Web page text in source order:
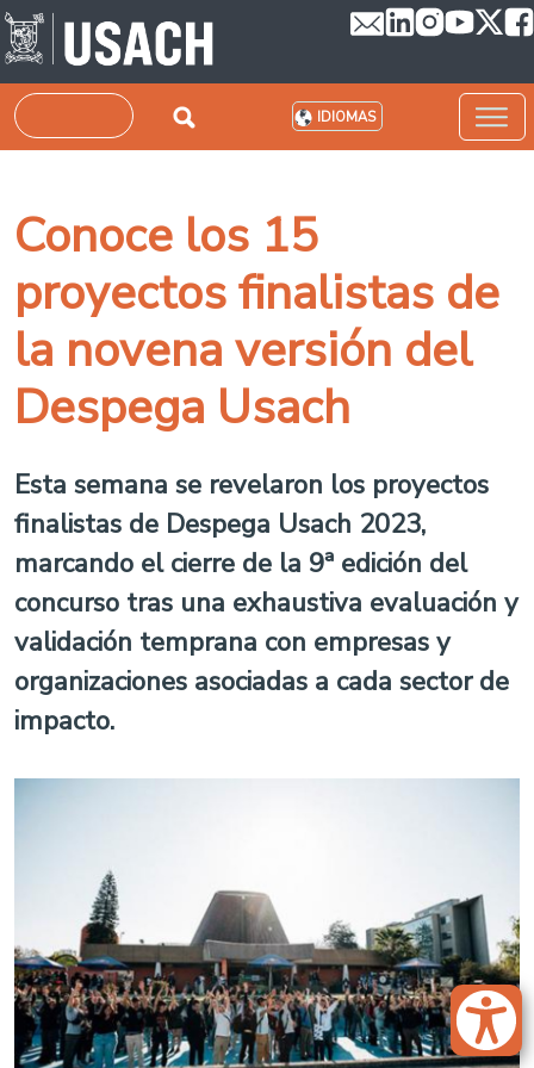
Pasar al contenido principal
Buscar IDIOMAS
Conoce los 15
proyectos finalistas de
la novena versión del
Despega Usach
Esta semana se revelaron los proyectos
finalistas de Despega Usach 2023,
marcando el cierre de la 9ª edición del
concurso tras una exhaustiva evaluación y
validación temprana con empresas y
organizaciones asociadas a cada sector de
impacto.